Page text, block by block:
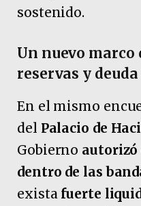
sostenido.
Un nuevo marco
reservas y deuda
En el mismo
del Palacio de
Gobierno autorizó
dentro de las
exista fuerte